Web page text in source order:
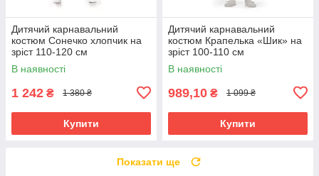
Дитячий карнавальний
костюм Сонечко хлопчик на
зріст 110-120 см
В наявності
1 242 ₴ 1 380 ₴
Купити
Дитячий карнавальний
костюм Крапелька «Шик» на
зріст 100-110 см
В наявності
989,10 ₴ 1 099 ₴
Купити
Показати ще